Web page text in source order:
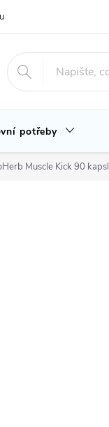
nás
potřeby
Muscle Kick 90